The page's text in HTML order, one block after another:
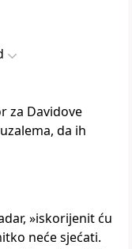
za Davidove
da ih
»iskorijenit ću
neće sjećati.